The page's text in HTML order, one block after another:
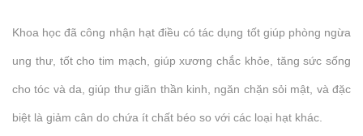
Khoa học đã công nhận hạt điều có tác dụng tốt giúp phòng ngừa
ung thư, tốt cho tim mạch, giúp xương chắc khỏe, tăng sức sống
cho tóc và da, giúp thư giãn thần kinh, ngăn chặn sỏi mật, và đặc
biệt là giảm cân do chứa ít chất béo so với các loại hạt khác.